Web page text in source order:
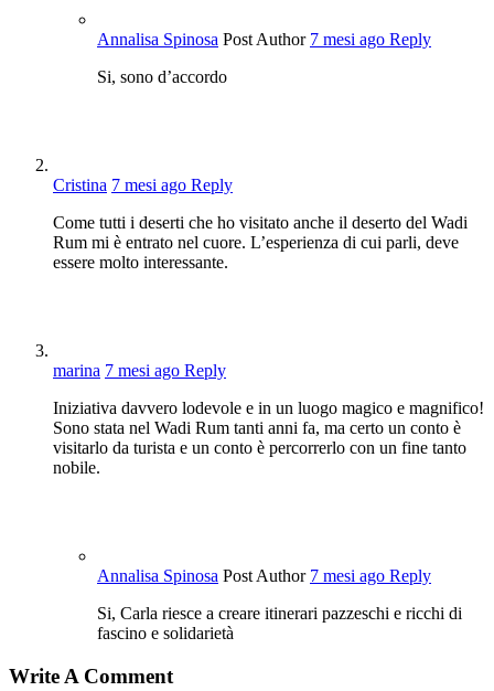
Annalisa Spinosa Post Author 7 mesi ago Reply
Si, sono d’accordo
Cristina 7 mesi ago Reply
Come tutti i deserti che ho visitato anche il deserto del Wadi
Rum mi è entrato nel cuore. L’esperienza di cui parli, deve
essere molto interessante.
marina 7 mesi ago Reply
Iniziativa davvero lodevole e in un luogo magico e magnifico!
Sono stata nel Wadi Rum tanti anni fa, ma certo un conto è
visitarlo da turista e un conto è percorrerlo con un fine tanto
nobile.
Annalisa Spinosa Post Author 7 mesi ago Reply
Si, Carla riesce a creare itinerari pazzeschi e ricchi di
fascino e solidarietà
Write A Comment